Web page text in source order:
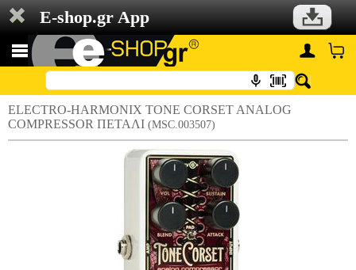
E-shop.gr App
ELECTRO-HARMONIX TONE CORSET ANALOG
COMPRESSOR ΠΕΤΑΛΙ (MSC.003507)